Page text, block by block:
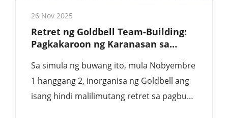
26 Nov 2025
Retret ng Goldbell Team-Building:
Pagkakaroon ng Karanasan sa
Diwa ng Koponan
Sa simula ng buwang ito, mula Nobyembre
1 hanggang 2, inorganisa ng Goldbell ang
isang hindi malilimutang retret sa pagbuo